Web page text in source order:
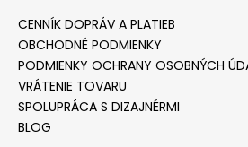
CENNÍK DOPRÁV A PLATIEB
OBCHODNÉ PODMIENKY
PODMIENKY OCHRANY OSOBNÝCH
VRÁTENIE TOVARU
SPOLUPRÁCA S DIZAJNÉRMI
BLOG